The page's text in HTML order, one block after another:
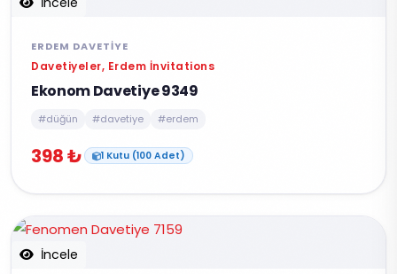
ERDEM DAVETIYE
Davetiyeler, Erdem İnvitations
Ekonom Davetiye 9349
#düğün #davetiye #erdem
398 ₺ 1 Kutu (100 Adet)
İncele